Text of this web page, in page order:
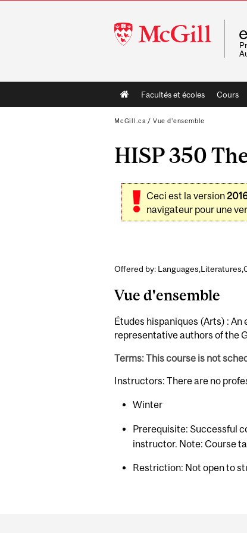
McGill
University
Main
navigation
Facultés et écoles Cours
McGill.ca / Vue d'ensemble
HISP 350
Ceci est la version
navigateur pour une
Offered by:
Vue d'ensemble
Études hispaniques (Arts) :
representative authors of the
Terms: This course is not
Instructors: There are no
Winter
Prerequisite: Successful
instructor. Note: Course
Restriction: Not open to